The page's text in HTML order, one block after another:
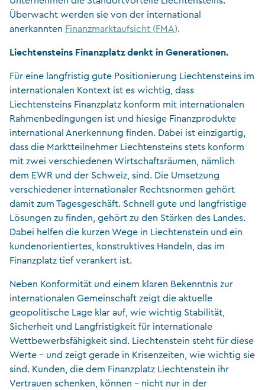
Überwacht werden sie von der international
anerkannten Finanzmarktaufsicht (FMA).
Liechtensteins Finanzplatz denkt in Generationen.
Für eine langfristig gute Positionierung Liechtensteins im
internationalen Kontext ist es wichtig, dass
Liechtensteins Finanzplatz konform mit internationalen
Rahmenbedingungen ist und hiesige Finanzprodukte
international Anerkennung finden. Dabei ist einzigartig,
dass die Marktteilnehmer Liechtensteins stets konform
mit zwei verschiedenen Wirtschaftsräumen, nämlich
dem EWR und der Schweiz, sind. Die Umsetzung
verschiedener internationaler Rechtsnormen gehört
damit zum Tagesgeschäft. Schnell gute und langfristige
Lösungen zu finden, gehört zu den Stärken des Landes.
Dabei helfen die kurzen Wege in Liechtenstein und ein
kundenorientiertes, konstruktives Handeln, das im
Finanzplatz tief verankert ist.
Neben Konformität und einem klaren Bekenntnis zur
internationalen Gemeinschaft zeigt die aktuelle
geopolitische Lage klar auf, wie wichtig Stabilität,
Sicherheit und Langfristigkeit für internationale
Wettbewerbsfähigkeit sind. Liechtenstein steht für diese
Werte – und zeigt gerade in Krisenzeiten, wie wichtig sie
sind. Kunden, die dem Finanzplatz Liechtenstein ihr
Vertrauen schenken, können – nicht nur in der